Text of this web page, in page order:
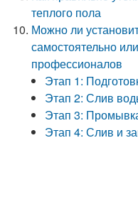
теплого пола
Можно ли
самостоятельно
профессионалов
Этап 1:
Этап 2: Слив
Этап 3:
Этап 4: Слив и